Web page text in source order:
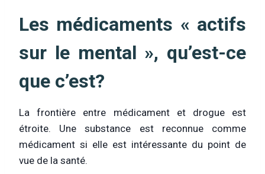
Les médicaments « actifs
sur le mental », qu’est-ce
que c’est?
La frontière entre médicament et drogue est
étroite. Une substance est reconnue comme
médicament si elle est intéressante du point de
vue de la santé.